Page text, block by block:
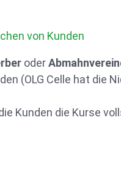
von Kunden
oder
(OLG Celle hat die
Kunden die Kurse